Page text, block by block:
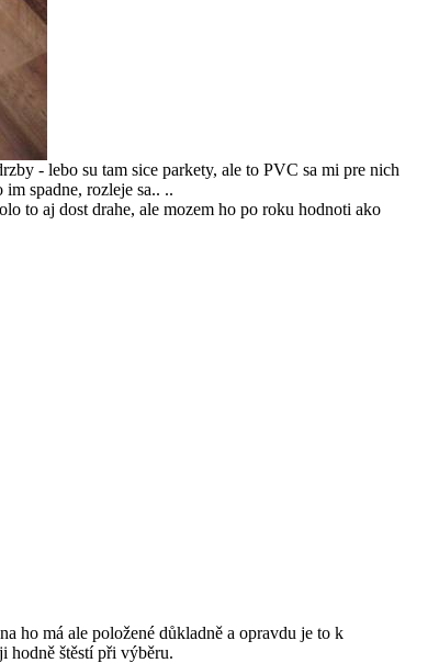
- lebo su tam sice parkety, ale to PVC sa mi pre nich
spadne, rozleje sa.. ..
to aj dost drahe, ale mozem ho po roku hodnoti ako
ho má ale položené důkladně a opravdu je to k
hodně štěstí při výběru.